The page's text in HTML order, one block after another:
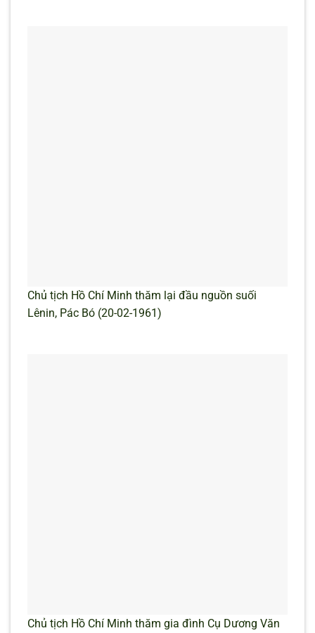
Chủ tịch Hồ Chí Minh thăm lại đầu nguồn suối
Lênin, Pác Bó (20-02-1961)
Chủ tịch Hồ Chí Minh thăm gia đình Cụ Dương Văn